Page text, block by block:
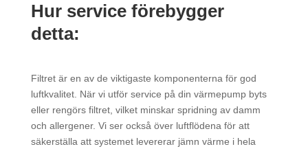
Hur service förebygger
detta:
Filtret är en av de viktigaste komponenterna för god
luftkvalitet. När vi utför service på din värmepump byts
eller rengörs filtret, vilket minskar spridning av damm
och allergener. Vi ser också över luftflödena för att
säkerställa att systemet levererar jämn värme i hela